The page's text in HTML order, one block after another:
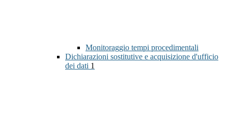
Monitoraggio tempi procedimentali
Dichiarazioni sostitutive e acquisizione d'ufficio
dei dati 1